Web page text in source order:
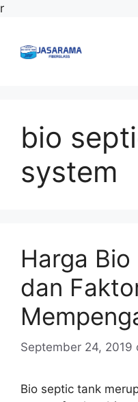
rLangsung
bio
system
Harga
dan
September 24, 2019
Bio septic tank